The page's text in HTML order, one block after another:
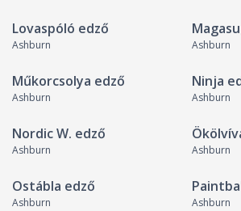
Lovaspóló edző
Ashburn Ashburn
Műkorcsolya edző
Ashburn
Ninja
Ashburn
Nordic W. edző
Ashburn Ashburn
Ostábla edző
Ashburn Ashburn